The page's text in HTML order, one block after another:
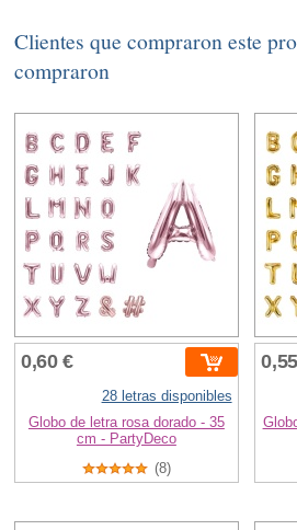
Clientes que compraron este
compraron
0,60 €
28 letras disponibles
Globo de letra rosa dorado - 35
cm - PartyDeco
(8)